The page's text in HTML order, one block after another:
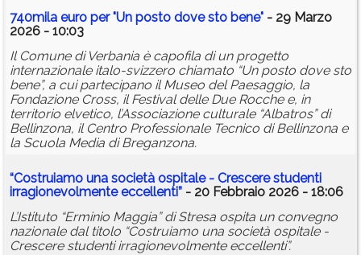
740mila euro per "Un posto dove sto bene" - 29 Marzo
2026 - 10:03
Il Comune di Verbania è capofila di un progetto
internazionale italo-svizzero chiamato “Un posto dove sto
bene”, a cui partecipano il Museo del Paesaggio, la
Fondazione Cross, il Festival delle Due Rocche e, in
territorio elvetico, l’Associazione culturale “Albatros” di
Bellinzona, il Centro Professionale Tecnico di Bellinzona e
la Scuola Media di Breganzona.
“Costruiamo una società ospitale - Crescere studenti
irragionevolmente eccellenti” - 20 Febbraio 2026 - 18:06
L’Istituto “Erminio Maggia” di Stresa ospita un convegno
nazionale dal titolo “Costruiamo una società ospitale -
Crescere studenti irragionevolmente eccellenti”.